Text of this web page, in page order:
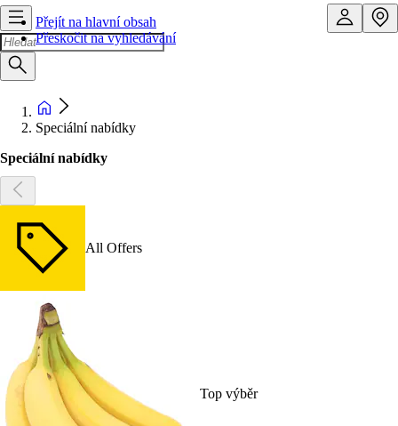
Přejít na hlavní obsah
Přeskočit na vyhledávání
Speciální nabídky
Speciální nabídky
All Offers
Top výběr